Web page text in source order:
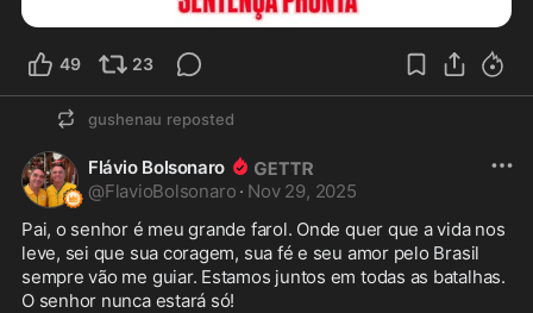
49 23
gushenau reposted
Flávio Bolsonaro
@FlavioBolsonaro · Nov 29, 2025
Pai, o senhor é meu grande farol. Onde quer que a vida nos
leve, sei que sua coragem, sua fé e seu amor pelo Brasil
sempre vão me guiar. Estamos juntos em todas as batalhas.
O senhor nunca estará só!